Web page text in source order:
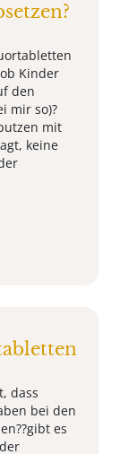
Kinder
den
mir so)?
mit
keine
dass
bei den
es